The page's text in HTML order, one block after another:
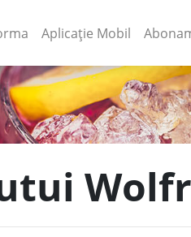
(current)
Aplicație Mobil (current)